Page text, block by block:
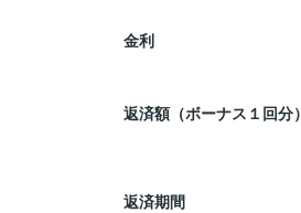
金利
返済額（ボーナス１回分）
返済期間